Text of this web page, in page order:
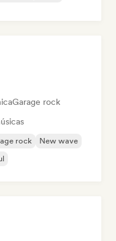
Garage rock
rock
New wave